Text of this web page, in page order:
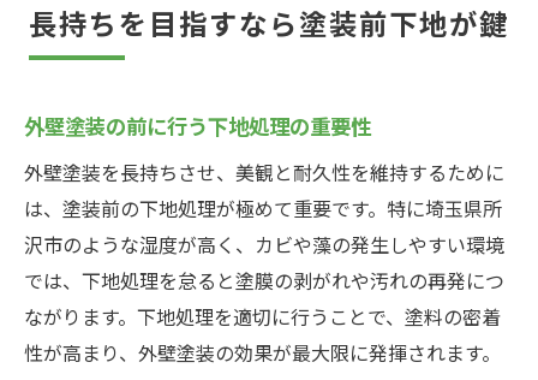
長持ちを目指すなら塗装前下地が鍵
外壁塗装の前に行う下地処理の重要性
外壁塗装を長持ちさせ、美観と耐久性を維持するために
は、塗装前の下地処理が極めて重要です。特に埼玉県所
沢市のような湿度が高く、カビや藻の発生しやすい環境
では、下地処理を怠ると塗膜の剥がれや汚れの再発につ
ながります。下地処理を適切に行うことで、塗料の密着
性が高まり、外壁塗装の効果が最大限に発揮されます。